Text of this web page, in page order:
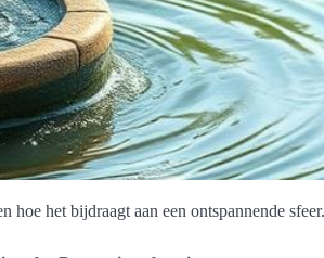
het bijdraagt aan een ontspannende sfeer.